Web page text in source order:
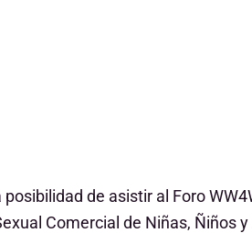
de asistir al Foro
Comercial de Niñas, Ñiños